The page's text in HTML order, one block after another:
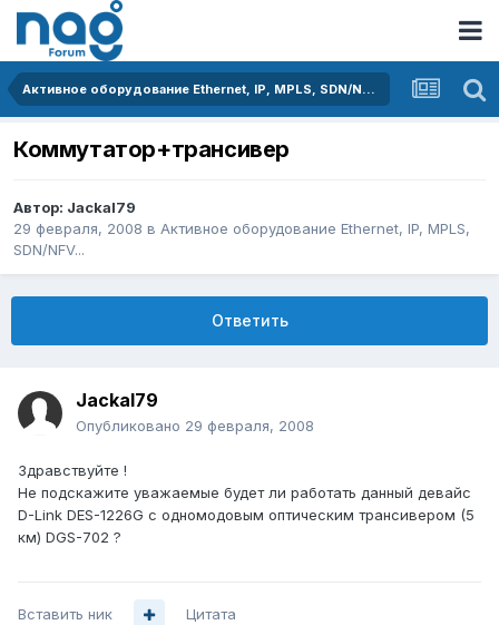
Активное оборудование Ethernet, IP, MPLS, SDN/NFV...
Коммутатор+трансивер
Автор: Jackal79
29 февраля, 2008 в Активное оборудование Ethernet, IP, MPLS,
SDN/NFV...
Ответить
Jackal79
Опубликовано 29 февраля, 2008
Здравствуйте !
Не подскажите уважаемые будет ли работать данный девайс
D-Link DES-1226G c одномодовым оптическим трансивером (5
км) DGS-702 ?
Вставить ник Цитата